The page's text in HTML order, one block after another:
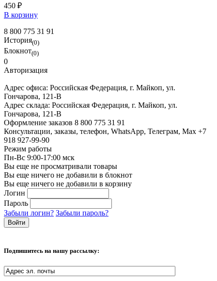
450 ₽
В корзину
8 800 775 31 91
История(0)
Блокнот(0)
0
Авторизация
Адрес офиса: Российская Федерация, г. Майкоп, ул.
Гончарова, 121-В
Адрес склада: Российская Федерация, г. Майкоп, ул.
Гончарова, 121-В
Оформление заказов 8 800 775 31 91
Консультации, заказы, телефон, WhatsApp, Телеграм, Мах +7
918 927-99-90
Режим работы
Пн-Вс 9:00-17:00 мск
Вы еще не просматривали товары
Вы еще ничего не добавили в блокнот
Вы еще ничего не добавили в корзину
Логин
Пароль
Забыли логин? Забыли пароль?
Подпишитесь на нашу рассылку: